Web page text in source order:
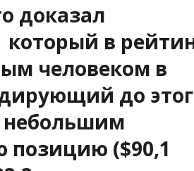
доказал
который в
человеком в
до
небольшим
позицию ($90,1